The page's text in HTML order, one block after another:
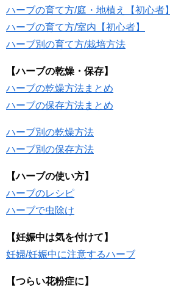
ハーブの育て方/庭・地植え【初心者】
ハーブの育て方/室内【初心者】
ハーブ別の育て方/栽培方法
【ハーブの乾燥・保存】
ハーブの乾燥方法まとめ
ハーブの保存方法まとめ
ハーブ別の乾燥方法
ハーブ別の保存方法
【ハーブの使い方】
ハーブのレシピ
ハーブで虫除け
【妊娠中は気を付けて】
妊婦/妊娠中に注意するハーブ
【つらい花粉症に】